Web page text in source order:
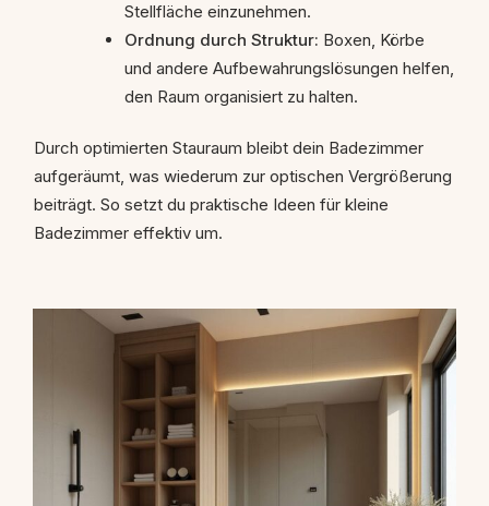
Stellfläche einzunehmen.
Ordnung durch Struktur: Boxen, Körbe
und andere Aufbewahrungslösungen helfen,
den Raum organisiert zu halten.
Durch optimierten Stauraum bleibt dein Badezimmer
aufgeräumt, was wiederum zur optischen Vergrößerung
beiträgt. So setzt du praktische Ideen für kleine
Badezimmer effektiv um.